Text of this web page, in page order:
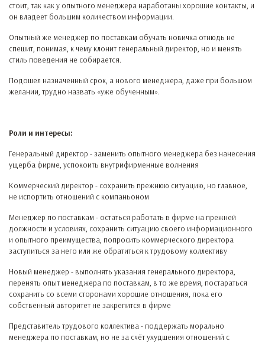
стоит, так как у опытного менеджера наработаны хорошие контакты, и
он владеет большим количеством информации.
Опытный же менеджер по поставкам обучать новичка отнюдь не
спешит, понимая, к чему клонит генеральный директор, но и менять
стиль поведения не собирается.
Подошел назначенный срок, а нового менеджера, даже при большом
желании, трудно назвать «уже обученным».
Роли и интересы:
Генеральный директор - заменить опытного менеджера без нанесения
ущерба фирме, успокоить внутрифирменные волнения
Коммерческий директор - сохранить прежнюю ситуацию, но главное,
не испортить отношений с компаньоном
Менеджер по поставкам - остаться работать в фирме на прежней
должности и условиях, сохранить ситуацию своего информационного
и опытного преимущества, попросить коммерческого директора
заступиться за него или же обратиться к трудовому коллективу
Новый менеджер - выполнять указания генерального директора,
перенять опыт менеджера по поставкам, в то же время, постараться
сохранить со всеми сторонами хорошие отношения, пока его
собственный авторитет не закрепится в фирме
Представитель трудового коллектива - поддержать морально
менеджера по поставкам, но не за счёт ухудшения отношений с